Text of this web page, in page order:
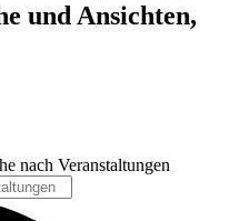
und Ansichten,
nach Veranstaltungen